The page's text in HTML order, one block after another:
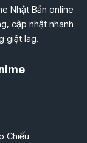
Nhật Bản online
cập nhật nhanh
giật lag.
Chiếu